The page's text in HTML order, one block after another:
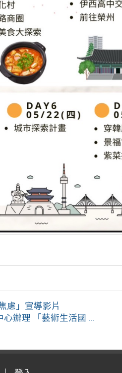
慮」宣導影片
辦理 「藝術生活國 ...